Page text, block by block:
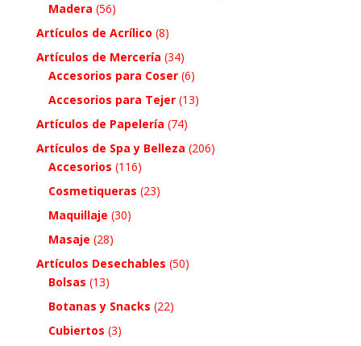
Madera (56)
Artículos de Acrílico (8)
Artículos de Mercería (34)
Accesorios para Coser (6)
Accesorios para Tejer (13)
Artículos de Papelería (74)
Artículos de Spa y Belleza (206)
Accesorios (116)
Cosmetiqueras (23)
Maquillaje (30)
Masaje (28)
Artículos Desechables (50)
Bolsas (13)
Botanas y Snacks (22)
Cubiertos (3)